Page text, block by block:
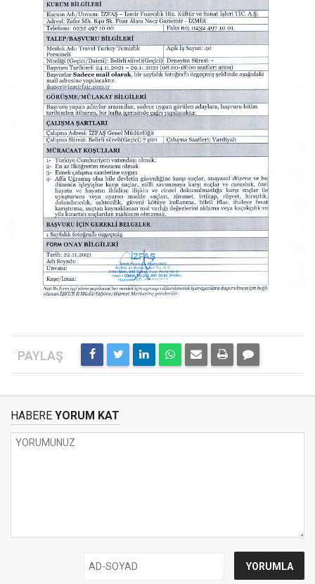
HABERE YORUM KAT